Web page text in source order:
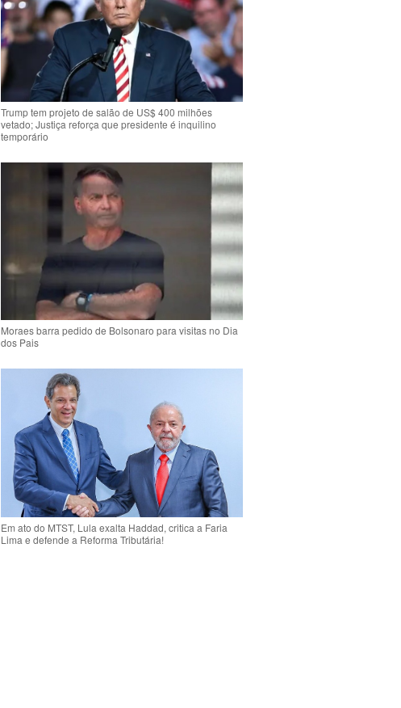
Trump tem projeto de salão de US$ 400 milhões
vetado; Justiça reforça que presidente é inquilino
temporário
Moraes barra pedido de Bolsonaro para visitas no Dia
dos Pais
Em ato do MTST, Lula exalta Haddad, critica a Faria
Lima e defende a Reforma Tributária!